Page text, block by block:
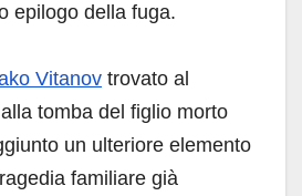
epilogo della fuga.
Vitanov trovato al
tomba del figlio morto
un ulteriore elemento
familiare già